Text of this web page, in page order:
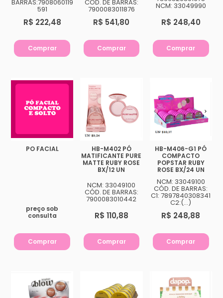
BARRAS:7908060119
591
R$ 222,48
Comprar
CÓD. DE BARRAS:
7900083011876
R$ 541,80
Comprar
NCM: 33049990
R$ 248,40
Comprar
PO FACIAL
preço sob
consulta
Comprar
HB-M402 PÓ
MATIFICANTE PURE
MATTE RUBY ROSE
BX/12 UN
NCM: 33049100
CÓD. DE BARRAS:
7900083010442
R$ 110,88
Comprar
HB-M406-G1 PÓ
COMPACTO
POPSTAR RUBY
ROSE BX/24 UN
NCM: 33049100
CÓD. DE BARRAS:
C1: 7897840308341
C2:(...)
R$ 248,88
Comprar